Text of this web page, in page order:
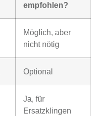
empfohlen?
Möglich, aber
nicht nötig
Optional
Ja, für
Ersatzklingen